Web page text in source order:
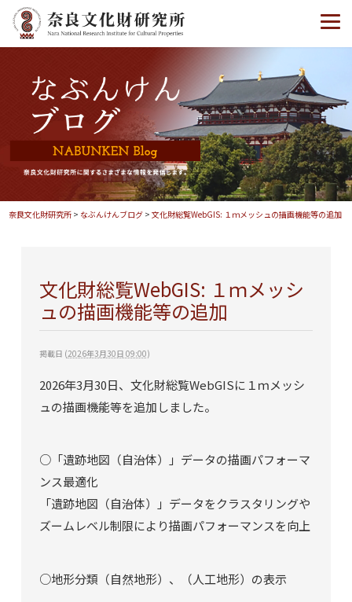
奈良文化財研究所 > なぶんけんブログ >文化財総覧WebGIS: １ｍメッシュの描画機能等の追加
文化財総覧WebGIS: １ｍメッシ
ュの描画機能等の追加
掲載日 (2026年3月30日 09:00)
2026年3月30日、文化財総覧WebGISに１ｍメッシ
ュの描画機能等を追加しました。
○「遺跡地図（自治体）」データの描画パフォーマ
ンス最適化
「遺跡地図（自治体）」データをクラスタリングや
ズームレベル制限により描画パフォーマンスを向上
○地形分類（自然地形）、（人工地形）の表示